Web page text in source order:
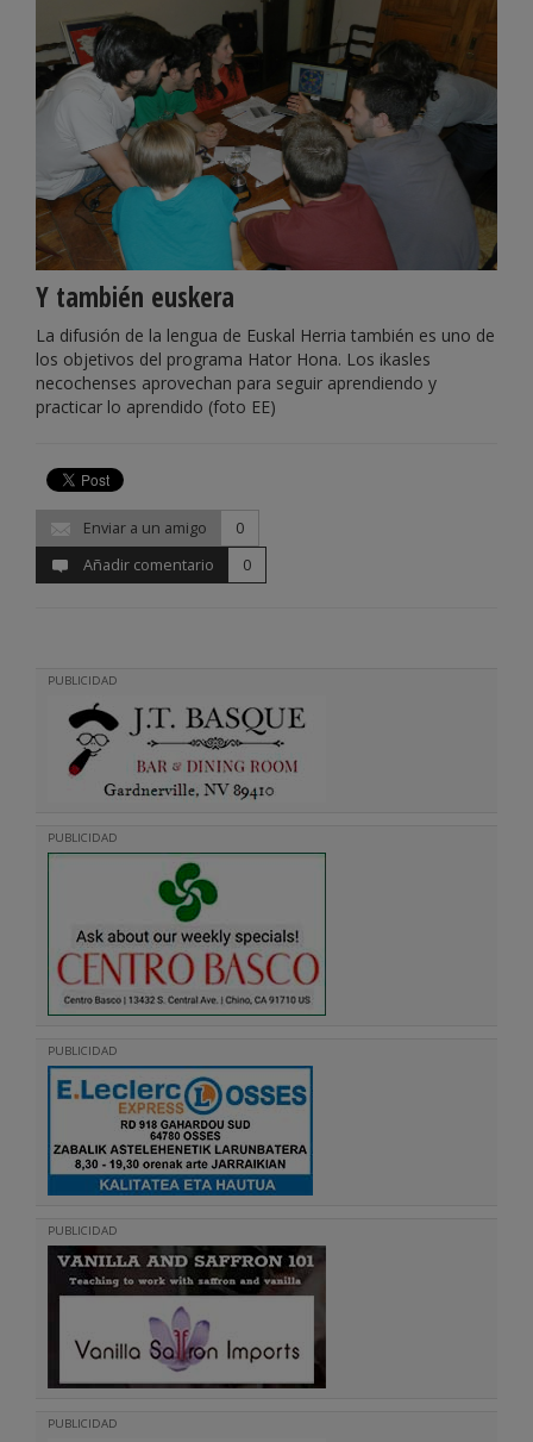
Y también euskera
La difusión de la lengua de Euskal Herria también es uno de
los objetivos del programa Hator Hona. Los ikasles
necochenses aprovechan para seguir aprendiendo y
practicar lo aprendido (foto EE)
Enviar a un amigo
0
Añadir comentario
0
PUBLICIDAD
PUBLICIDAD
PUBLICIDAD
PUBLICIDAD
PUBLICIDAD